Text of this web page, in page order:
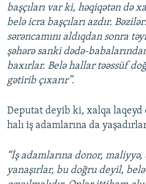
başçıları var ki, həqiqətən də
belə icra başçıları azdır.
sərəncamını aldıqdan sonra
şəhərə sanki dədə-
baxırlar. Belə hallar təəssüf
gətirib çıxarır”.
Deputat deyib ki, xalqa laqeyd
halı iş adamlarına da
“İş adamlarına donor,
yanaşırlar, bu doğru deyil,